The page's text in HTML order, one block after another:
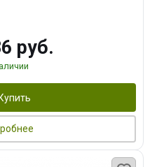
руб.
Купить